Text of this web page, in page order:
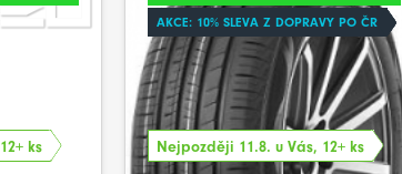
ks
AKCE: 10% SLEVA Z DOPRAVY PO ČR
Nejpozději 11.8. u Vás, 12+ ks